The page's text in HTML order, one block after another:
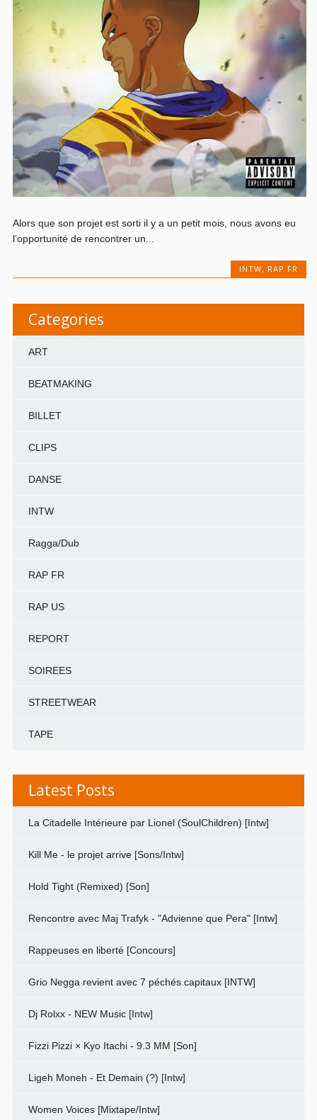
Alors que son projet est sorti il y a un petit mois, nous avons eu
l’opportunité de rencontrer un...
INTW, RAP FR
Categories
ART
BEATMAKING
BILLET
CLIPS
DANSE
INTW
Ragga/Dub
RAP FR
RAP US
REPORT
SOIREES
STREETWEAR
TAPE
Latest Posts
La Citadelle Intérieure par Lionel (SoulChildren) [Intw]
Kill Me - le projet arrive [Sons/Intw]
Hold Tight (Remixed) [Son]
Rencontre avec Maj Trafyk - "Advienne que Pera" [Intw]
Rappeuses en liberté [Concours]
Grio Negga revient avec 7 péchés capitaux [INTW]
Dj Rolxx - NEW Music [Intw]
Fizzi Pizzi × Kyo Itachi - 9.3 MM [Son]
Ligeh Moneh - Et Demain (?) [Intw]
Women Voices [Mixtape/Intw]